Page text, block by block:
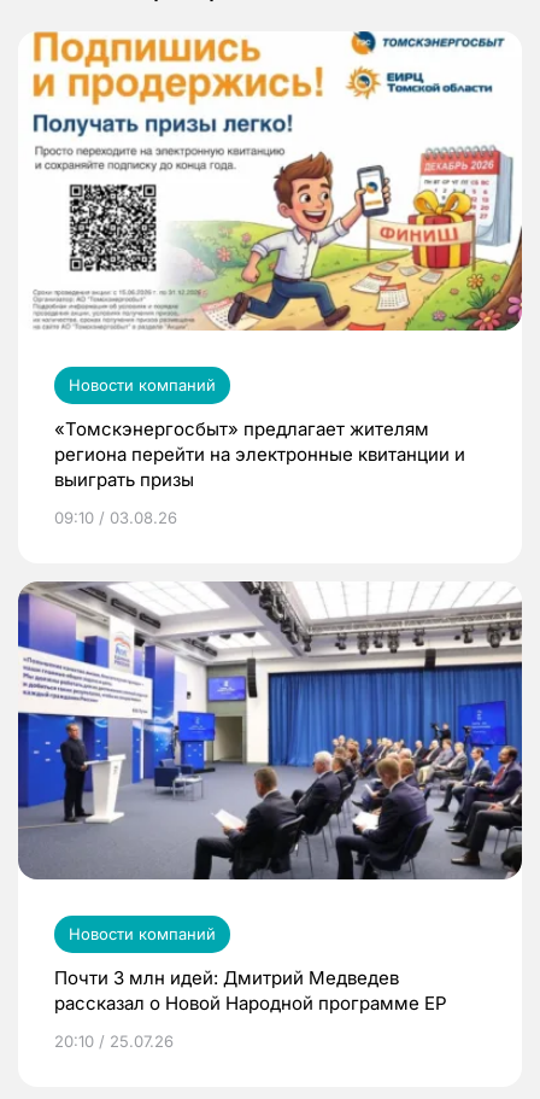
Новости компаний
«Томскэнергосбыт» предлагает жителям
региона перейти на электронные квитанции и
выиграть призы
09:10 / 03.08.26
Новости компаний
Почти 3 млн идей: Дмитрий Медведев
рассказал о Новой Народной программе ЕР
20:10 / 25.07.26